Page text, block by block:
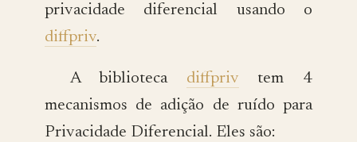
privacidade diferencial usando o
diffpriv.
A biblioteca diffpriv tem 4
mecanismos de adição de ruído para
Privacidade Diferencial. Eles são: